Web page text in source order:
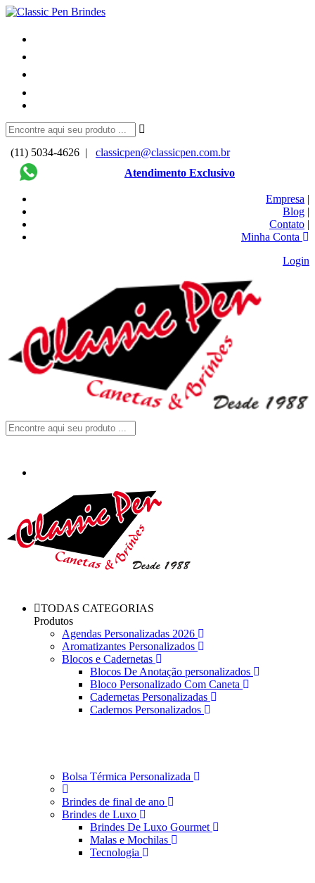
(11) 5034-4626 |
classicpen@classicpen.com.br
Atendimento Exclusivo
Empresa |
Blog |
Contato |
Minha Conta
Login
TODAS CATEGORIAS
Produtos
Agendas Personalizadas 2026
Aromatizantes Personalizados
Blocos e Cadernetas
Blocos De Anotação personalizados
Bloco Personalizado Com Caneta
Cadernetas Personalizadas
Cadernos Personalizados
Bolsa Térmica Personalizada
Brindes de final de ano
Brindes de Luxo
Brindes De Luxo Gourmet
Malas e Mochilas
Tecnologia